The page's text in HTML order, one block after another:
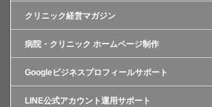
クリニック経営マガジン
病院・クリニック ホームページ制作
Googleビジネスプロフィールサポート
LINE公式アカウント運用サポート